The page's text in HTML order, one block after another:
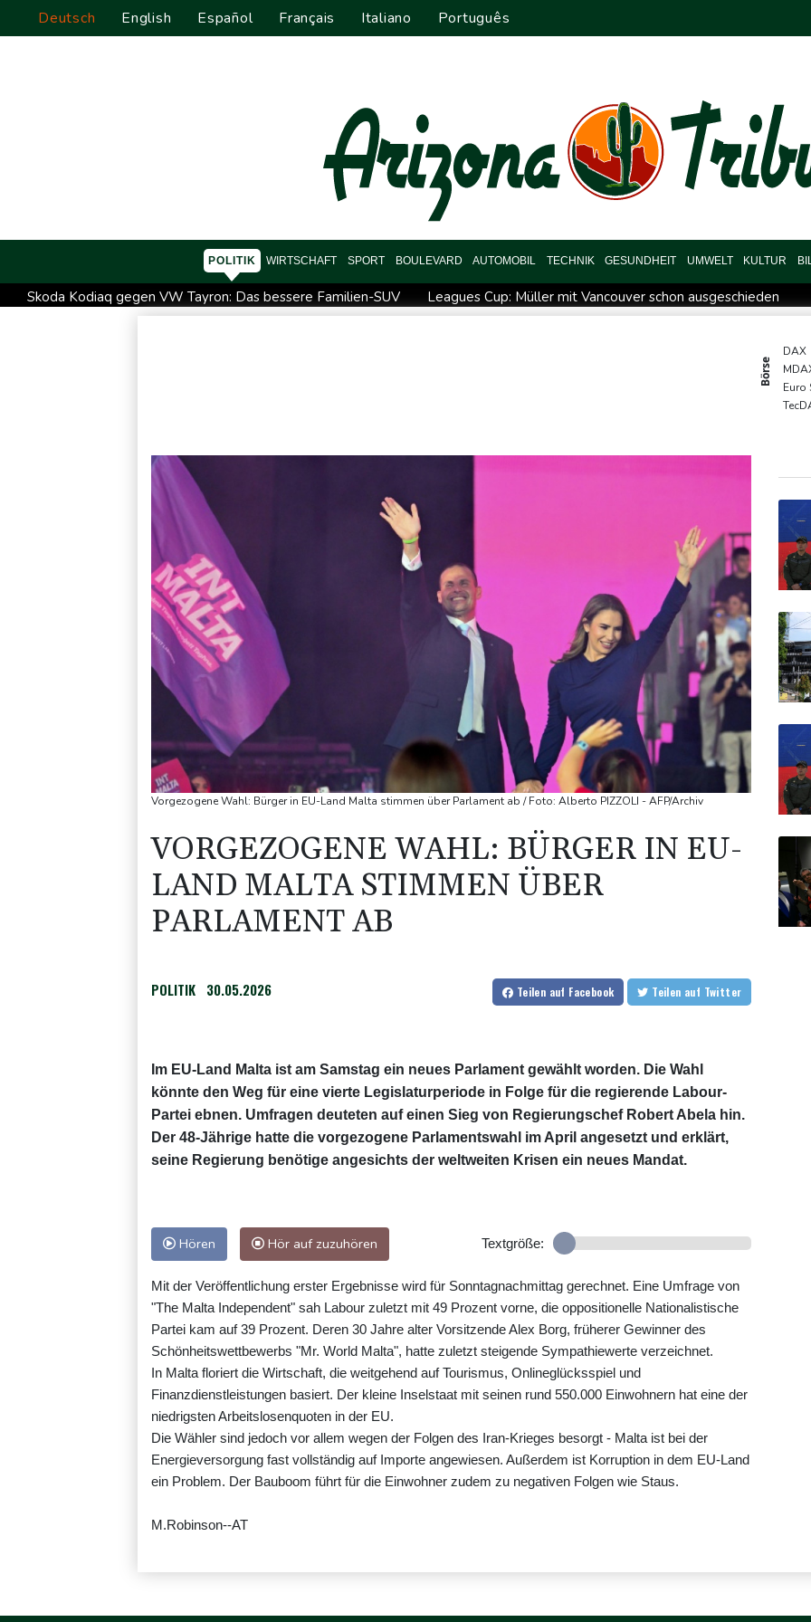
Deutsch English Español Français Italiano Português
POLITIK WIRTSCHAFT SPORT BOULEVARD AUTOMOBIL TECHNIK GESUNDHEIT UMWELT KULTUR
Skoda Kodiaq gegen VW Tayron: Das bessere Familien-SUV
Leagues Cup: Müller mit Vancouver schon ausgeschieden
Nächste Pleite im
Bericht:
Börse
DAX
Euro
Vorgezogene Wahl: Bürger in EU-Land Malta stimmen über Parlament ab / Foto: Alberto PIZZOLI - AFP/Archiv
VORGEZOGENE WAHL: BÜRGER IN EU-
LAND MALTA STIMMEN ÜBER
PARLAMENT AB
POLITIK 30.05.2026 Teilen auf Facebook Teilen auf Twitter
Im EU-Land Malta ist am Samstag ein neues Parlament gewählt worden. Die Wahl
könnte den Weg für eine vierte Legislaturperiode in Folge für die regierende Labour-
Partei ebnen. Umfragen deuteten auf einen Sieg von Regierungschef Robert Abela hin.
Der 48-Jährige hatte die vorgezogene Parlamentswahl im April angesetzt und erklärt,
seine Regierung benötige angesichts der weltweiten Krisen ein neues Mandat.
Hören Hör auf zuzuhören Textgröße:
Mit der Veröffentlichung erster Ergebnisse wird für Sonntagnachmittag gerechnet. Eine Umfrage von
"The Malta Independent" sah Labour zuletzt mit 49 Prozent vorne, die oppositionelle Nationalistische
Partei kam auf 39 Prozent. Deren 30 Jahre alter Vorsitzende Alex Borg, früherer Gewinner des
Schönheitswettbewerbs "Mr. World Malta", hatte zuletzt steigende Sympathiewerte verzeichnet.
In Malta floriert die Wirtschaft, die weitgehend auf Tourismus, Onlineglücksspiel und
Finanzdienstleistungen basiert. Der kleine Inselstaat mit seinen rund 550.000 Einwohnern hat eine der
niedrigsten Arbeitslosenquoten in der EU.
Die Wähler sind jedoch vor allem wegen der Folgen des Iran-Krieges besorgt - Malta ist bei der
Energieversorgung fast vollständig auf Importe angewiesen. Außerdem ist Korruption in dem EU-Land
ein Problem. Der Bauboom führt für die Einwohner zudem zu negativen Folgen wie Staus.
M.Robinson--AT